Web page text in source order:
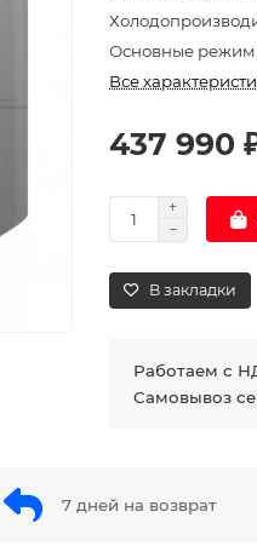
Основные
Все
437 990
В закладки
Работаем с
Самовывоз
7 дней на возврат